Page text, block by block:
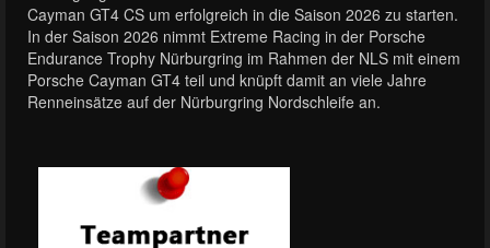
Cayman GT4 CS um erfolgreich in die Saison 2026 zu starten.
In der Saison 2026 nimmt Extreme Racing in der Porsche
Endurance Trophy Nürburgring im Rahmen der NLS mit einem
Porsche Cayman GT4 teil und knüpft damit an viele Jahre
Renneinsätze auf der Nürburgring Nordschleife an.